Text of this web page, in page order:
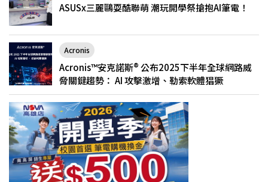
ASUSx三麗鷗耍酷聯萌 潮玩開學祭搶抱AI筆電！
Acronis
Acronis™安克諾斯® 公布2025下半年全球網路威
脅關鍵趨勢： AI 攻擊激增、勒索軟體猖獗